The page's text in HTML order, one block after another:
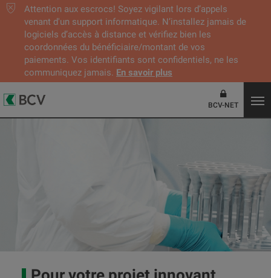
Attention aux escrocs! Soyez vigilant lors d’appels
venant d'un support informatique. N’installez jamais de
logiciels d’accès à distance et vérifiez bien les
coordonnées du bénéficiaire/montant de vos
paiements. Vos identifiants sont confidentiels, ne les
communiquez jamais. En savoir plus
BCV-NET